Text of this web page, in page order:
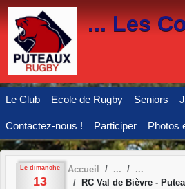
... Les
Le Club Ecole de Rugby Seniors
Contactez-nous ! Participer Photos
Le dimanche
13
Accueil
RC Val de Bièvre -
Panneau de gestion des cookies